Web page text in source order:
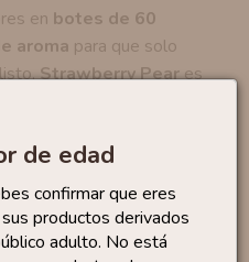
de edad
confirmar que eres
productos derivados
adulto. No está
en botes de 60
aroma para que solo
Strawberry Peares
las
creando una combinación
en formatoLongfill,
16 ml de aroma